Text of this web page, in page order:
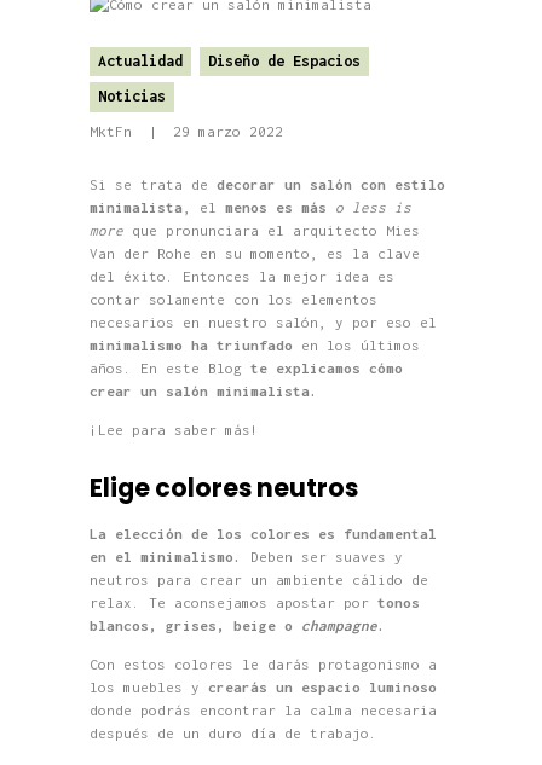
Actualidad
Diseño de Espacios
Noticias
MktFn 29 marzo 2022
Si se trata de decorar un salón con estilo
minimalista , el menos es más o less is
more que pronunciara el arquitecto Mies
Van der Rohe en su momento, es la clave
del éxito. Entonces la mejor idea es
contar solamente con los elementos
necesarios en nuestro salón, y por eso el
minimalismo ha triunfado en los últimos
años. En este Blog te explicamos cómo
crear un salón minimalista.
¡Lee para saber más!
Elige colores neutros
La elección de los colores es fundamental
en el minimalismo. Deben ser suaves y
neutros para crear un ambiente cálido de
relax. Te aconsejamos apostar por tonos
blancos, grises, beige o champagne.
Con estos colores le darás protagonismo a
los muebles y crearás un espacio luminoso
donde podrás encontrar la calma necesaria
después de un duro día de trabajo.